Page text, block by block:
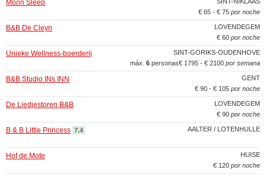
Moon Sleep
€ 65 - € 75 por noche
LOVENDEGEM
B&B De Cleyn
€ 60 por noche
SINT-GORIKS-OUDENHOVE
Unieke Wellness-boerderij
€ 1795 - € 2100 por semana
máx. 6 personas
GENT
B&B Studio INs INN
€ 90 - € 105 por noche
LOVENDEGEM
De Liedjestoren B&B
€ 90 por noche
AALTER / LOTENHULLE
B & B Little Princess 7.4
HUISE
Hof de Mote
€ 120 por noche